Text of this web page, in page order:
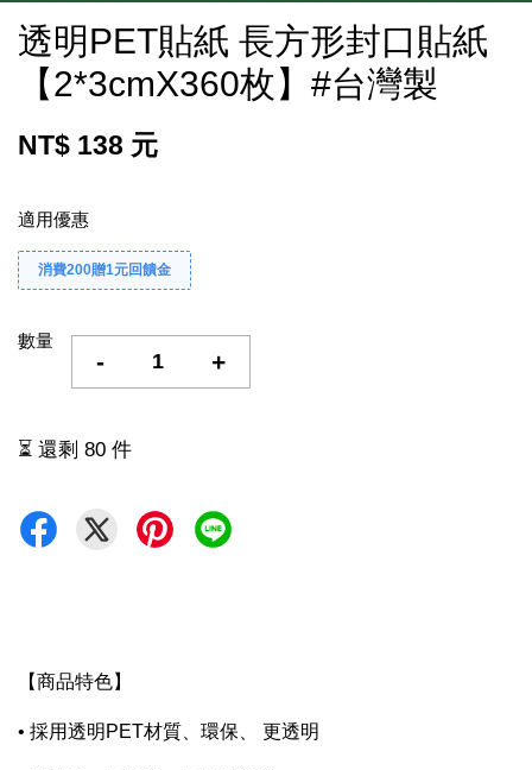
透明PET貼紙 長方形封口貼紙
【2*3cmX360枚】#台灣製
NT$ 138 元
適用優惠
消費200贈1元回饋金
數量
- +
⏳ 還剩 80 件
【商品特色】
• 採用透明PET材質、環保、 更透明